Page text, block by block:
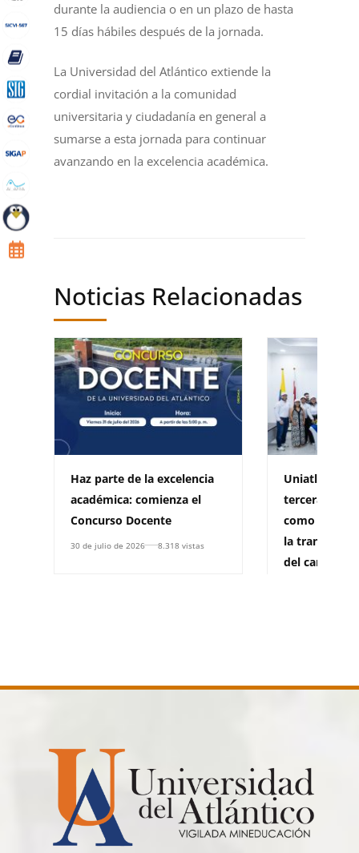
durante la audiencia o en un plazo de hasta
15 días hábiles después de la jornada.
La Universidad del Atlántico extiende la
cordial invitación a la comunidad
universitaria y ciudadanía en general a
sumarse a esta jornada para continuar
avanzando en la excelencia académica.
Noticias Relacionadas
Haz parte de la excelencia
académica: comienza el
Concurso Docente
30 de julio de 2026 8.318 vistas
Uniatlántico
tercera vez
como
la
del campo